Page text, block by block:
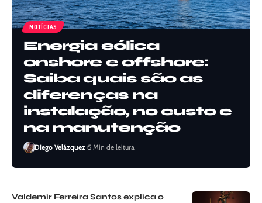
NOTÍCIAS
Energia eólica
onshore e offshore:
Saiba quais são as
diferenças na
instalação, no custo e
na manutenção
Diego Velázquez 5 Min de leitura
Valdemir Ferreira Santos explica o